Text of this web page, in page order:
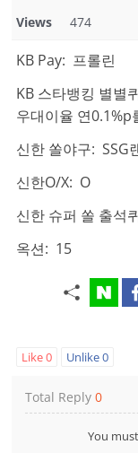
Views 474
KB Pay: 프롤린
KB 스타뱅킹 별별
우대이율 연0.1%p
신한 쏠야구: SSG
신한O/X: O
신한 슈퍼 쏠 출석
옥션: 15
Like0 Unlike0
Total Reply0
You